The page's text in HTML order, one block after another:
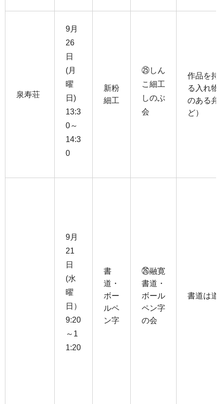
泉寿荘
9月
26
日
(月
曜
日)
13:3
0～
14:3
0
新粉
細工
㉕しん
こ細工
しのぶ
会
作品を持
る入れ
のある弁
ど）
9月
21
日
(水
曜
日）
9:20
～1
1:20
書
道・
ボー
ルペ
ン字
㉖融寛
書道・
ボール
ペン字
の会
書道は道